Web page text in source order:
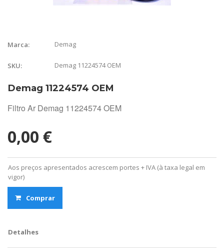
Marca: Demag
SKU: Demag 11224574 OEM
Demag 11224574 OEM
Filtro Ar Demag 11224574 OEM
0,00 €
Aos preços apresentados acrescem portes + IVA (à taxa legal em
vigor)
Comprar
Detalhes